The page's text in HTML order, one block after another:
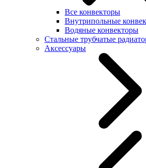
Все конвекторы
Внутрипольные
Водяные конвекторы
Стальные трубчатые
Аксессуары